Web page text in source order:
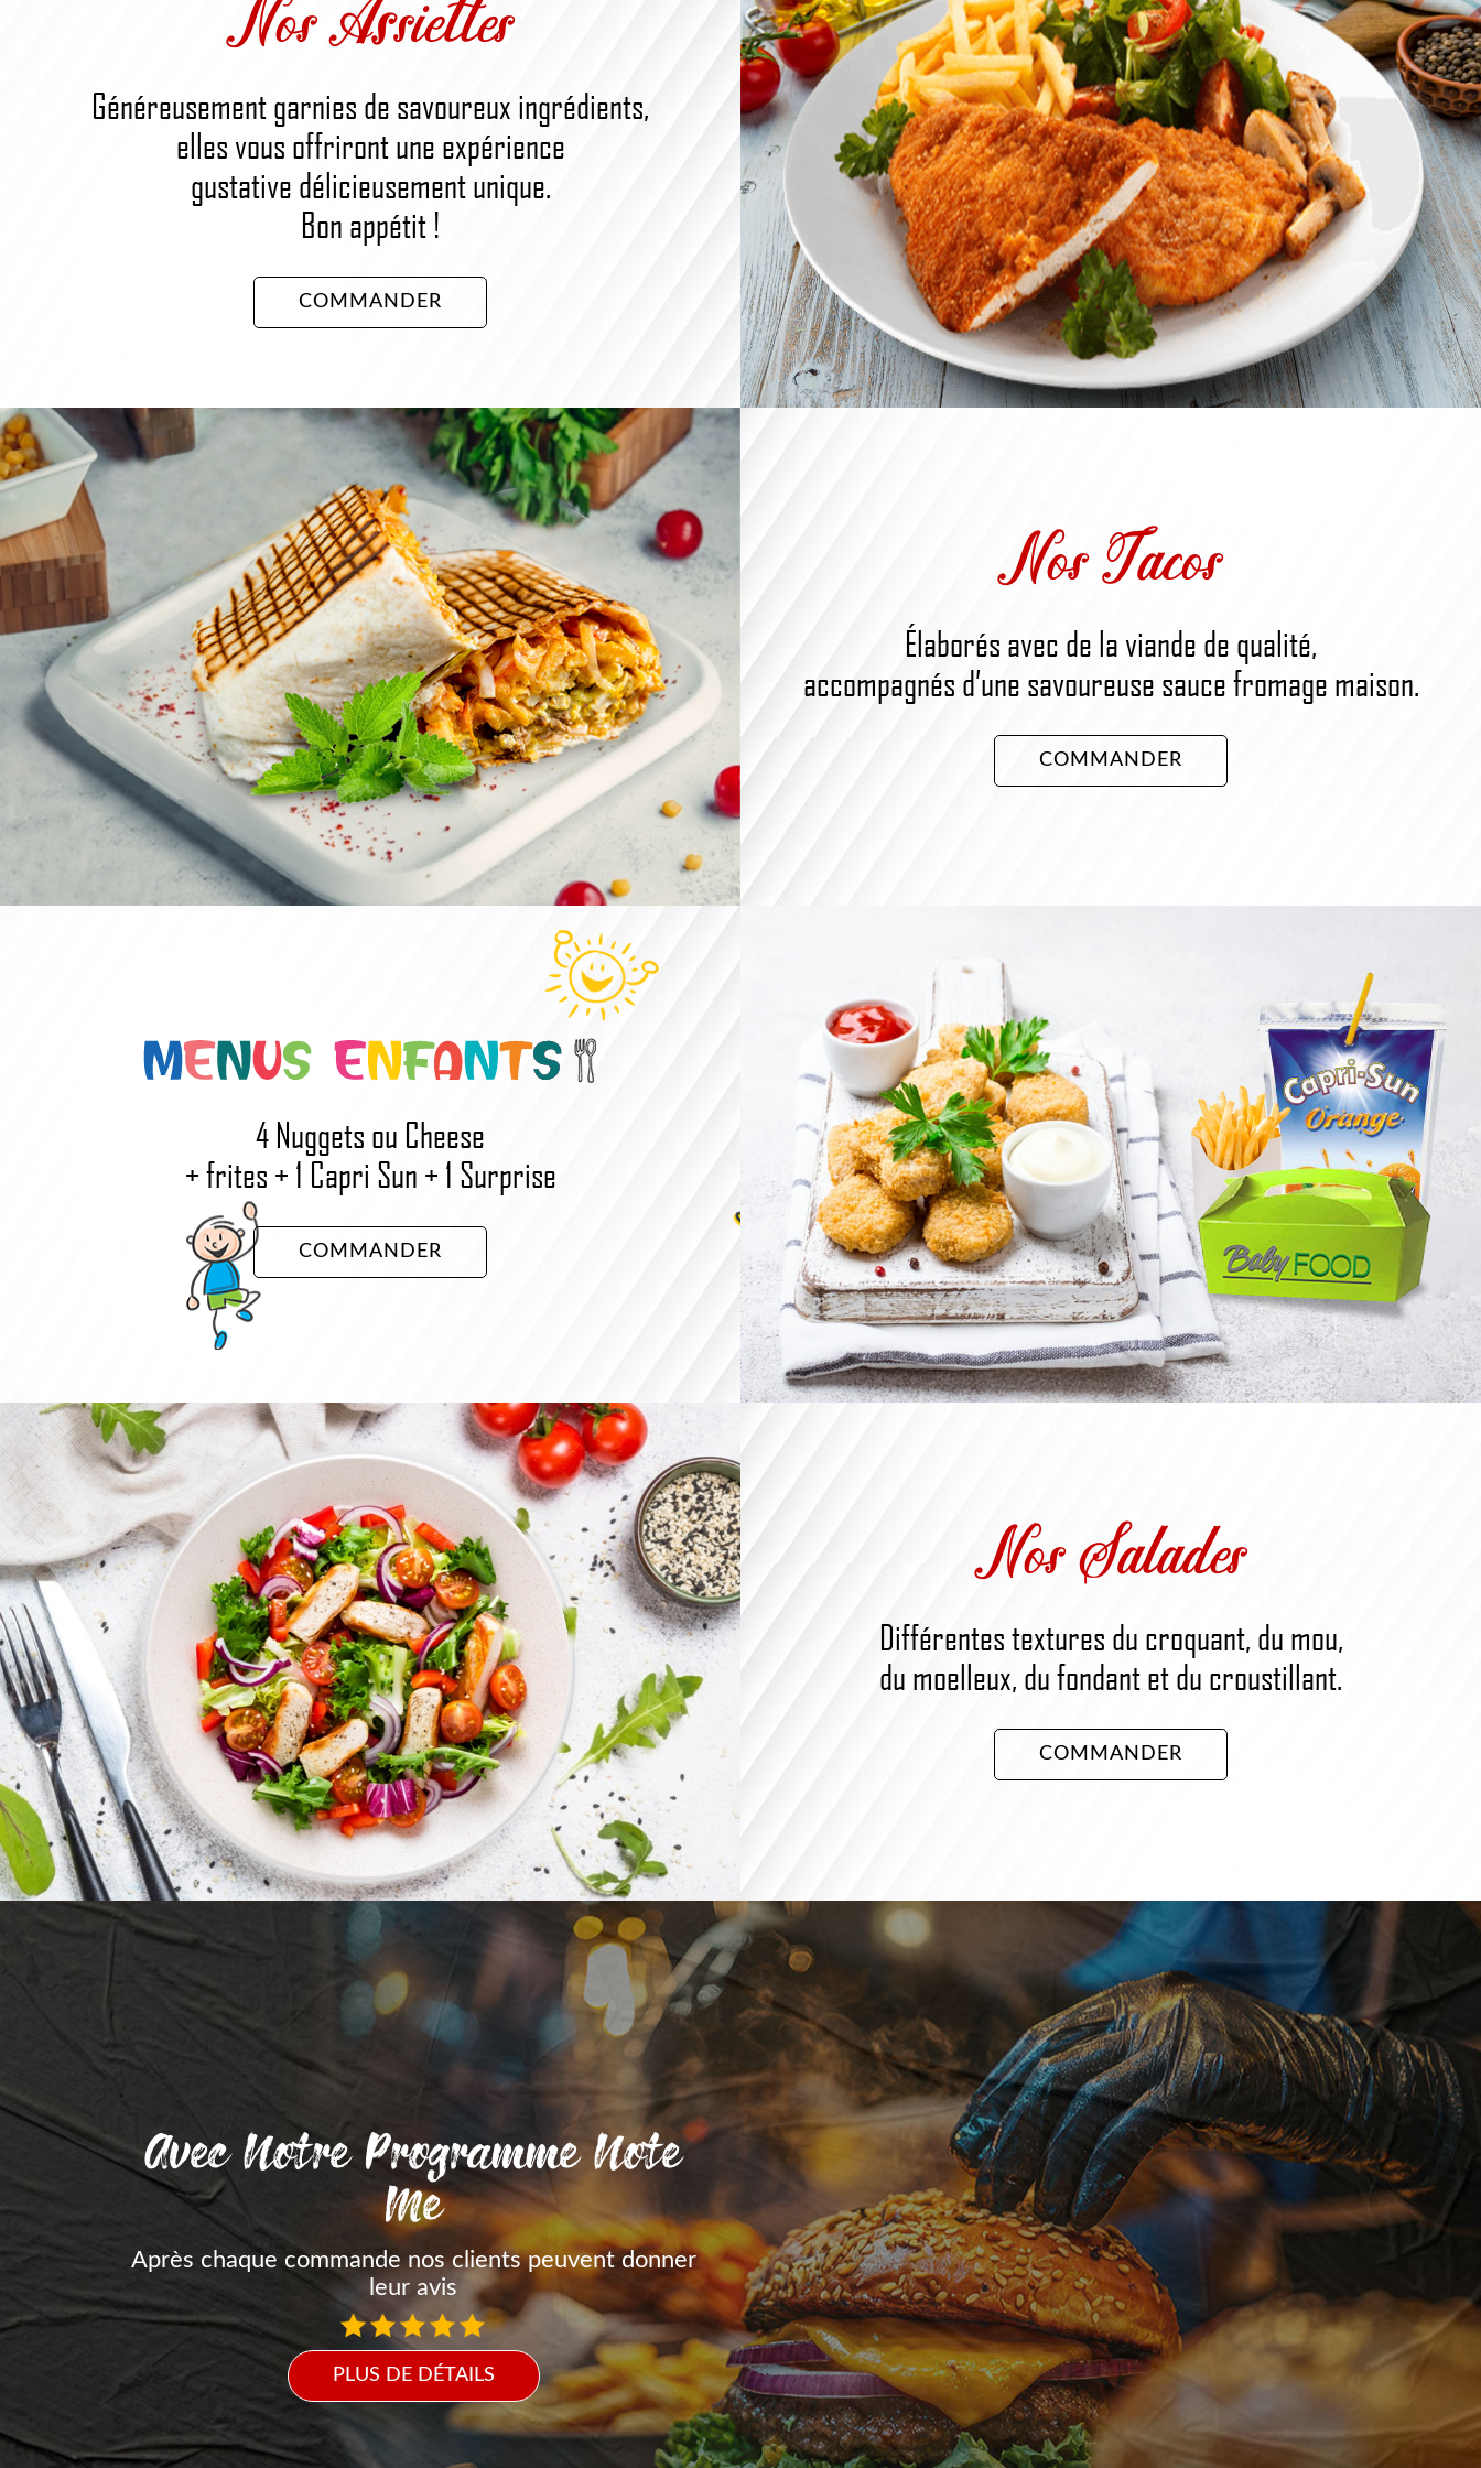
Nos Assiettes
Généreusement garnies de savoureux ingrédients,
elles vous offriront une expérience
gustative délicieusement unique.
Bon appétit !
COMMANDER
Nos Tacos
Élaborés avec de la viande de qualité,
accompagnés d’une savoureuse sauce fromage maison.
COMMANDER
4 Nuggets ou Cheese
+ frites + 1 Capri Sun + 1 Surprise
COMMANDER
Nos Salades
Différentes textures du croquant, du mou,
du moelleux, du fondant et du croustillant.
COMMANDER
Avec Notre Programme Note
Me
Après chaque commande nos clients peuvent donner
leur avis
PLUS DE DÉTAILS